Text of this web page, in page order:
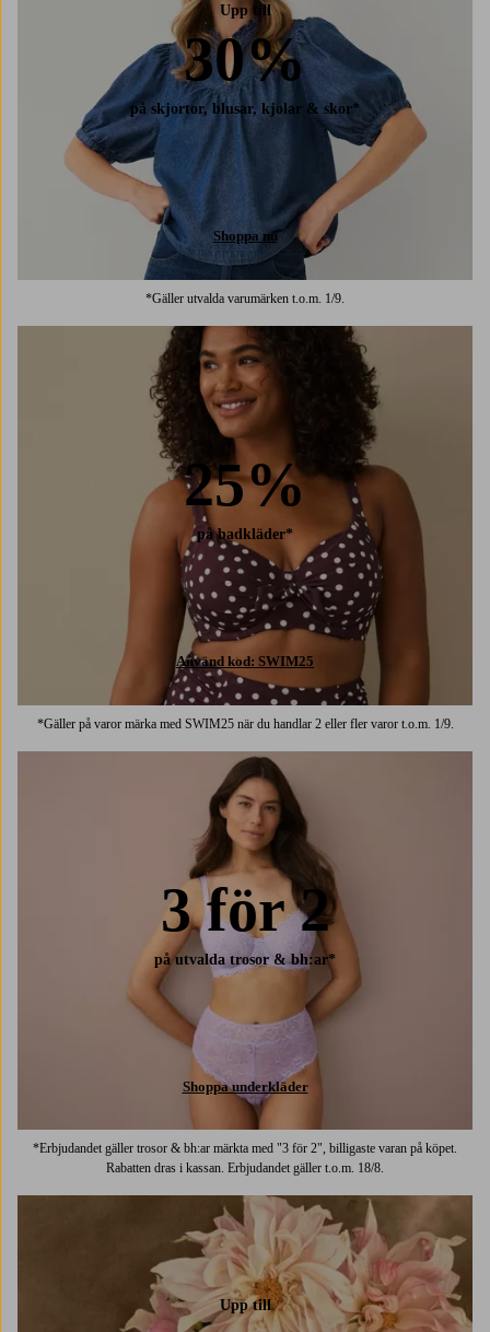
Upp till
30%
på skjortor, blusar, kjolar & skor*
Shoppa nu
*Gäller utvalda varumärken t.o.m. 1/9.
25%
på badkläder*
Använd kod: SWIM25
*Gäller på varor märka med SWIM25 när du handlar 2 eller fler varor t.o.m. 1/9.
3 för 2
på utvalda trosor & bh:ar*
Shoppa underkläder
*Erbjudandet gäller trosor & bh:ar märkta med "3 för 2", billigaste varan på köpet.
Rabatten dras i kassan. Erbjudandet gäller t.o.m. 18/8.
Upp till